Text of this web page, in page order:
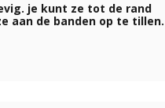
je kunt ze tot de rand
aan de banden op te tillen.